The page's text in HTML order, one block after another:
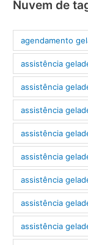
Nuvem de
agendamento
assistência
assistência
assistência
assistência
assistência
assistência
assistência
assistência